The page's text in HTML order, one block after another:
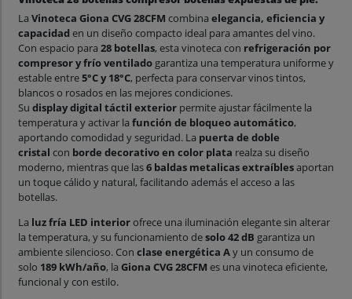
La Vinoteca Giona CVG 28CFM combina elegancia, eficiencia y
capacidaden un diseño compacto ideal para amantes del vino.
Con espacio para 28 botellas, esta vinoteca con refrigeración por
compresor y frío ventilado garantiza una temperatura uniforme y
estable entre5°C y 18°C, perfecta para conservar vinos tintos,
blancos o rosados en las mejores condiciones.
Su display digital táctil exterior permite ajustar fácilmente la
temperatura y activar la función de bloqueo automático,
aportando comodidad y seguridad. La puerta de doble
cristal con borde decorativo en color plata realza su diseño
moderno, mientras que las6 baldas metalicas extraíblesaportan
un toque cálido y natural, facilitando además el acceso a las
botellas.
La luz fría LED interiorofrece una iluminación elegante sin alterar
la temperatura, y su funcionamiento desolo 42 dB garantiza un
ambiente silencioso. Con clase energética Ay un consumo de
solo 189 kWh/año, la Giona CVG 28CFM es una vinoteca eficiente,
funcional y con estilo.